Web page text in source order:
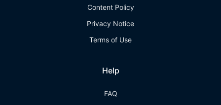
Content Policy
Privacy Notice
Terms of Use
Help
FAQ